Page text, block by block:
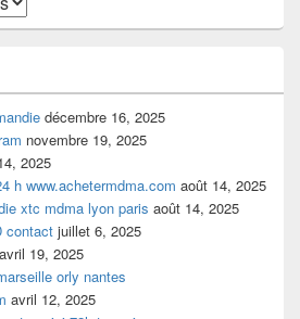
décembre 16, 2025
novembre 19, 2025
2025
h www.achetermdma.com août 14, 2025
xtc mdma lyon paris août 14, 2025
contact juillet 6, 2025
avril 19, 2025
orly nantes
avril 12, 2025